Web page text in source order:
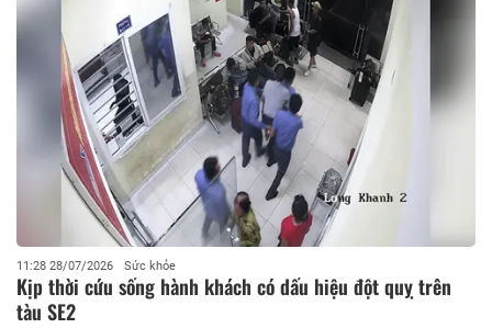
11:28 28/07/2026 Sức khỏe
Kịp thời cứu sống hành khách có dấu hiệu đột quỵ trên
tàu SE2